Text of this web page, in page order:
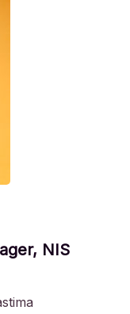
NIS